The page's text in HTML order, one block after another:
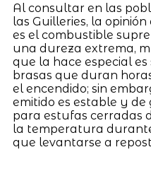
Al consultar en las
las Guilleries, la
es el combustible
una dureza extrema,
que la hace especial
brasas que duran
el encendido; sin
emitido es estable y de
para estufas cerradas
la temperatura
que levantarse a